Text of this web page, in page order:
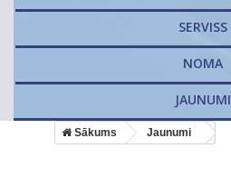
​SERVISS
NOMA
JAUNUMI
Sākums Jaunumi